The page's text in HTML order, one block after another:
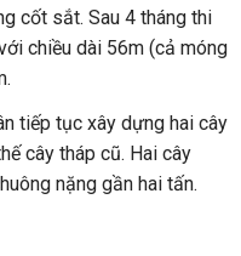
cốt sắt. Sau 4 tháng thi
chiều dài 56m (cả móng
tiếp tục xây dựng hai cây
cây tháp cũ. Hai cây
nặng gần hai tấn.